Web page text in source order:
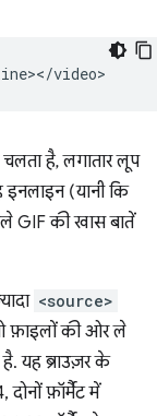
है, लगातार लूप
इनलाइन (यानी कि
GIF की खास बातें
<source>
फ़ाइलों की ओर ले
यह ब्राउज़र के
दोनों फ़ॉर्मैट में